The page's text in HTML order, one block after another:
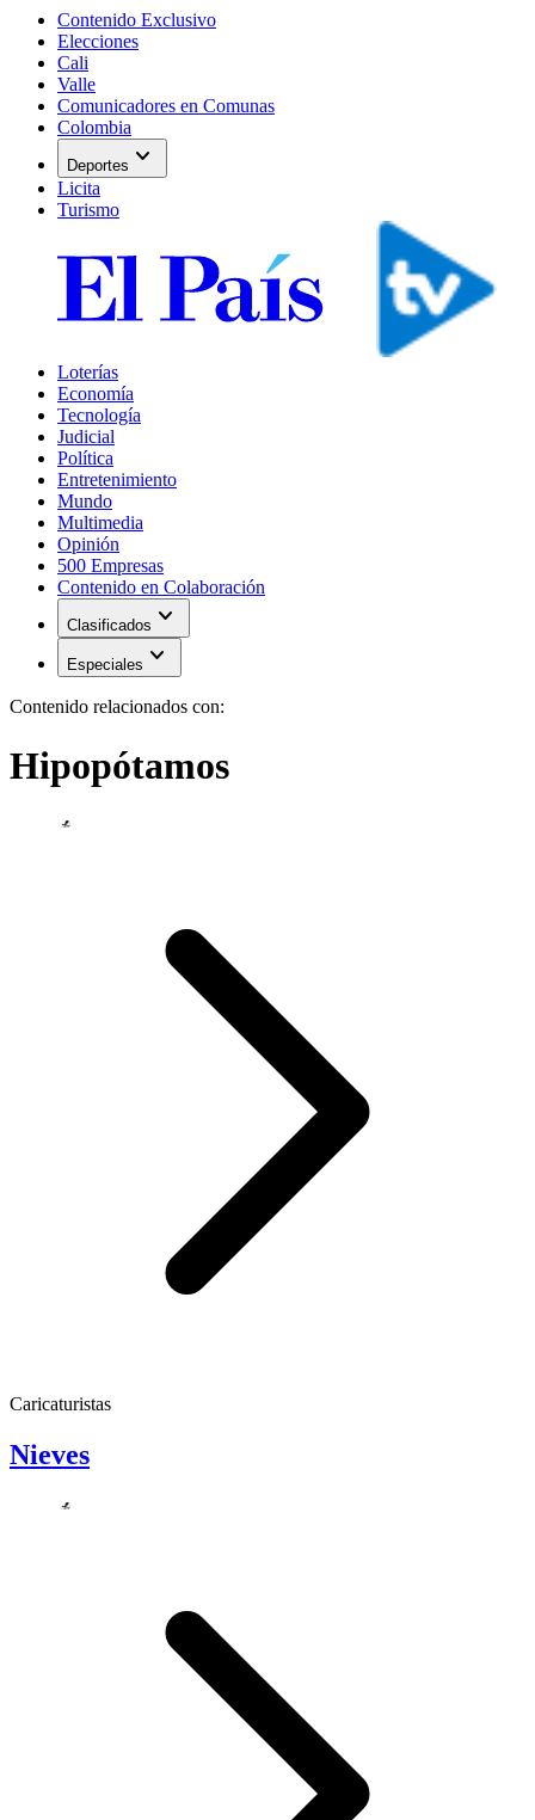
Contenido Exclusivo
Elecciones
Cali
Valle
Comunicadores en Comunas
Colombia
Deportes expand_more
Licita
Turismo
Loterías
Economía
Tecnología
Judicial
Política
Entretenimiento
Mundo
Multimedia
Opinión
500 Empresas
Contenido en Colaboración
Clasificados expand_more
Especiales expand_more
Contenido relacionados con:
Hipopótamos
Caricaturistas
Nieves